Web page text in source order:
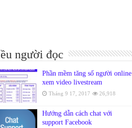
người đọc
Phần mềm tăng số người online
xem video livestream
Tháng 9 17, 2017 26,918
Hướng dẫn cách chat với
support Facebook